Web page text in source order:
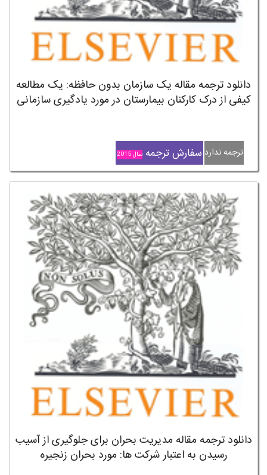
دانلود ترجمه مقاله یک سازمان بدون حافظه: یک مطالعه
کیفی از درک کارکنان بیمارستان در مورد یادگیری سازمانی
ترجمه ندارد سفارش ترجمه سال 2015
دانلود ترجمه مقاله مدیریت بحران برای جلوگیری از آسیب
رسیدن به اعتبار شرکت ها: مورد بحران زنجیره